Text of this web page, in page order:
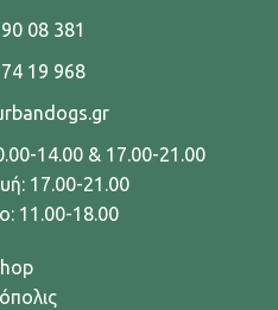
08 381
19 968
14.00 & 17.00-21.00
17.00-21.00
11.00-18.00